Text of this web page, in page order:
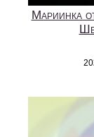
Мариинка